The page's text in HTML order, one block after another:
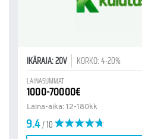
IKÄRAJA: 20V KORKO: 4-20%
LAINASUMMAT
1000-70000€
Laina-aika: 12-180kk
9.4/ 10